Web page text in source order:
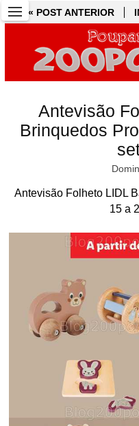
« POST ANTERIOR
Antevisão
Brinquedos
Antevisão Folheto LIDL
15 a
« POST ANTERIOR